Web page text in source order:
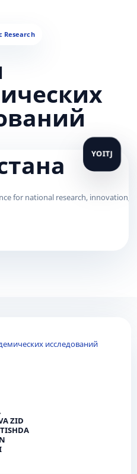
исследований
ZID